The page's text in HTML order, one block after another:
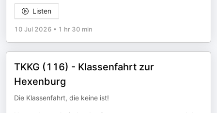
Listen
10 Jul 2026 • 1 hr 30 min
TKKG (116) - Klassenfahrt zur
Hexenburg
Die Klassenfahrt, die keine ist!